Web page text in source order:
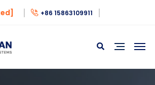
+86 15863109911